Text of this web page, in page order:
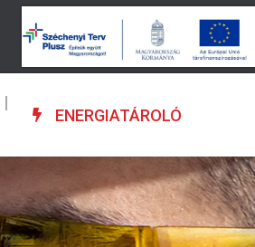
ENERGIATÁROLÓ